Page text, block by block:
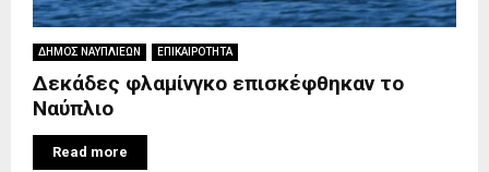
ΔΗΜΟΣ ΝΑΥΠΛΙΕΩΝ ΕΠΙΚΑΙΡΟΤΗΤΑ
Δεκάδες φλαμίνγκο επισκέφθηκαν το
Ναύπλιο
Read more